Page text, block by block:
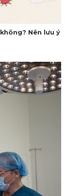
Nên lưu ý